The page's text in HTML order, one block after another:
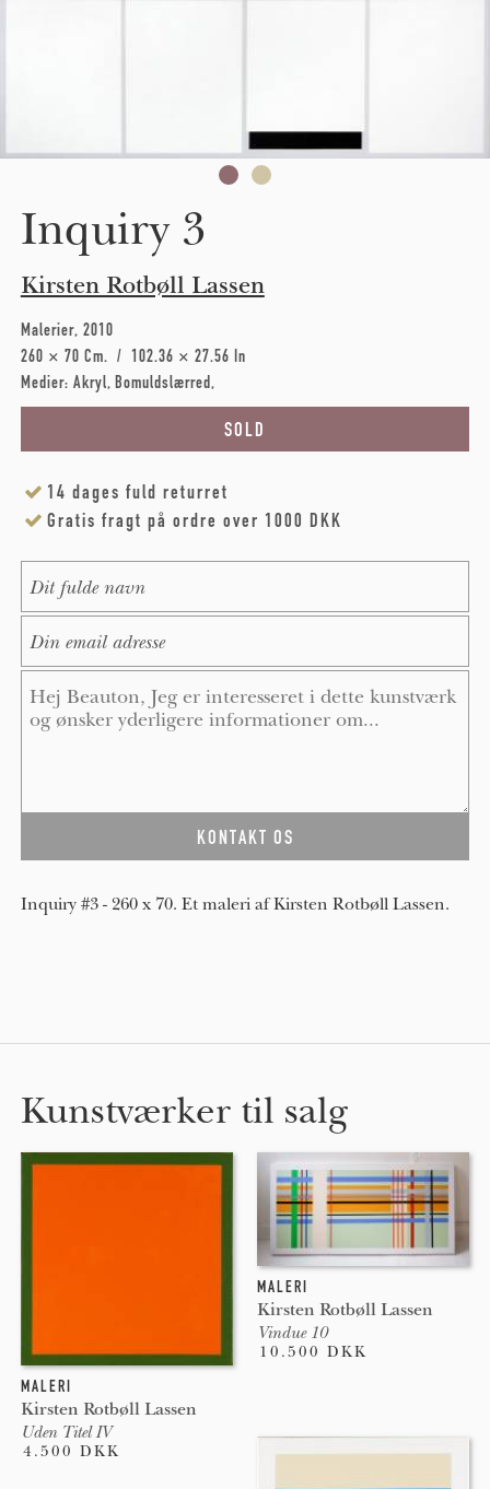
Inquiry 3
Kirsten Rotbøll Lassen
Malerier 2010
260 × 70 Cm
102.36 × 27.56 In
Medier: Akryl Bomuldslærred
14 dages fuld returret
Gratis fragt på ordre over 1000 DKK
Inquiry #3 - 260 x 70. Et maleri af Kirsten Rotbøll Lassen.
Kunstværker til salg
MALERI
Kirsten Rotbøll Lassen
Uden Titel IV
4.500 DKK
MALERI
Kirsten Rotbøll Lassen
Vindue 10
10.500 DKK